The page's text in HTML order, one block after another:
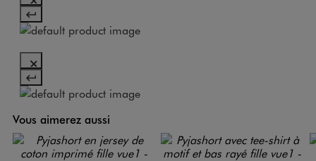
Vous aimerez aussi